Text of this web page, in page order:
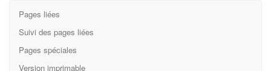
Pages liées
Suivi des pages liées
Pages spéciales
Version imprimable